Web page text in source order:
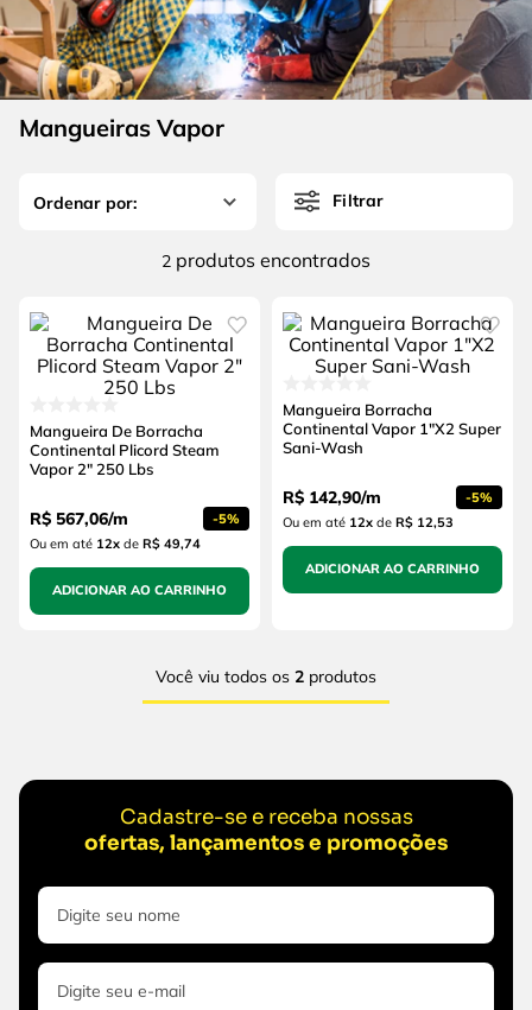
Mangueiras Vapor
Filtrar
2 produtos
Mangueira De Borracha
Continental Plicord Steam
Vapor 2" 250 Lbs
R$ 567,06/m -5%
Ou em até 12xde R$ 49,74
ADICIONAR AO CARRINHO
Mangueira Borracha
Continental Vapor 1"X2 Super
Sani-Wash
R$ 142,90/m -5%
Ou em até 12xde R$ 12,53
ADICIONAR AO CARRINHO
Você viu todos os 2 produtos
Cadastre-se e receba nossas
ofertas, lançamentos e promoções
6 º fio
7º serra copo
8º chave impacto
10º disco corte
escada
5 º serra circular
6º fio
serra copo